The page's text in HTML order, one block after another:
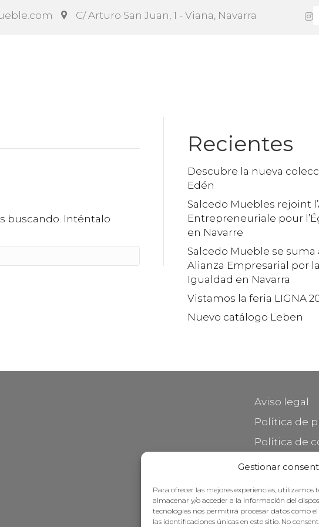
Gestionar
Para ofrecer las mejores experiencias, utilizamos
almacenar y/o acceder a la información del
tecnologías nos permitirá procesar datos como
las identificaciones únicas en este sitio. No
C/ Arturo San Juan, 1 - Viana, Navarra
buscando. Inténtalo
Recientes
Descubre la nueva
Edén
Salcedo Muebles rejoint
Entrepreneuriale pour
en Navarre
Salcedo Mueble se suma
Alianza Empresarial por la
Igualdad en Navarra
Vistamos la feria LIGNA
Nuevo catálogo Leben
Aviso legal
Política de
Política de
Mantener